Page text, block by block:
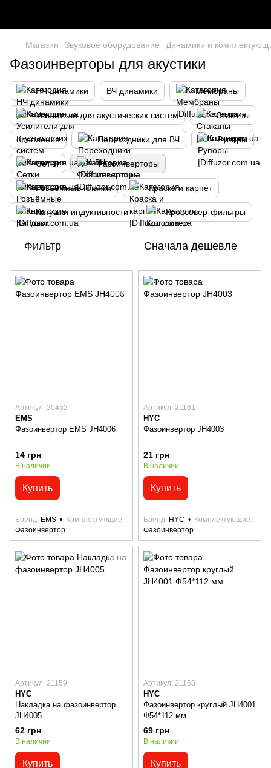
Магазин Звуковое оборудование Динамики и
Фазоинверторы для акустики
НЧ динамики ВЧ динамики Мембраны
Усилители для акустических систем Стаканы
Крепления Переходники для ВЧ Рупоры
Сетки Фазоинверторы
Розъёмные планки Краска и карпет
Катушки индуктивности Кроссовер-фильтры
Фильтр Сначала дешевле
Артикул: 20452
EMS
Фазоинвертор EMS JH4006
14 грн
В наличии
Купить
Бренд EMS
Комплектующие
Фазоинвертор
Артикул: 21161
HYC
Фазоинвертор JH4003
21 грн
В наличии
Купить
Бренд HYC
Комплектующие
Фазоинвертор
Артикул: 21159
HYC
Накладка на фазоинвертор
JH4005
62 грн
В наличии
Купить
Артикул: 21163
HYC
Фазоинвертор круглый JH4001
Ф54*112 мм
69 грн
В наличии
Купить